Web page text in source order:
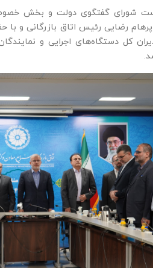
شورای گفتگوی دولت و بخش
رضایی رئیس اتاق بازرگانی و
کل دستگاه‌های اجرایی و